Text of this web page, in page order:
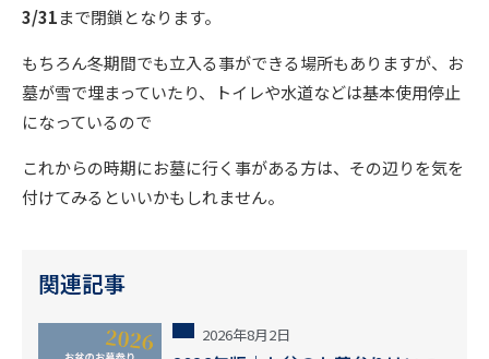
3/31まで閉鎖となります。
もちろん冬期間でも立入る事ができる場所もありますが、お
墓が雪で埋まっていたり、トイレや水道などは基本使用停止
になっているので
これからの時期にお墓に行く事がある方は、その辺りを気を
付けてみるといいかもしれません。
関連記事
2026年8月2日